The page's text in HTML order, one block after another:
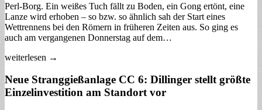
Perl-Borg. Ein weißes Tuch fällt zu Boden, ein Gong ertönt, eine
Lanze wird erhoben – so bzw. so ähnlich sah der Start eines
Wettrennens bei den Römern in früheren Zeiten aus. So ging es
auch am vergangenen Donnerstag auf dem…
weiterlesen →
Neue Stranggießanlage CC 6: Dillinger stellt größte
Einzelinvestition am Standort vor